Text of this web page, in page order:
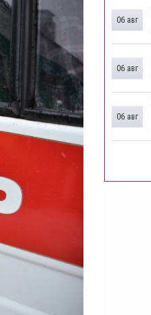
06 авг
06 авг
06 авг